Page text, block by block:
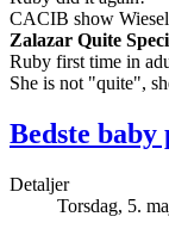
CACIB show
Zalazar Quite
Ruby first time in
She is not "quite",
Bedste
Detaljer
Torsdag, 5.